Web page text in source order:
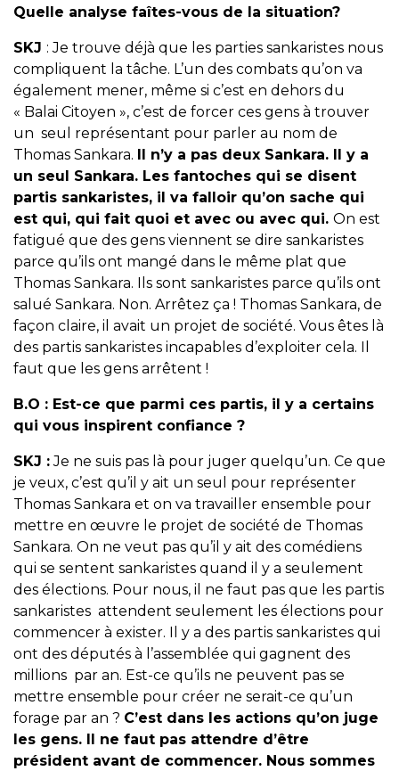
Quelle analyse faîtes-vous de la situation?
SKJ : Je trouve déjà que les parties sankaristes nous
compliquent la tâche. L’un des combats qu’on va
également mener, même si c’est en dehors du
« Balai Citoyen », c’est de forcer ces gens à trouver
un seul représentant pour parler au nom de
Thomas Sankara. Il n’y a pas deux Sankara. Il y a
un seul Sankara. Les fantoches qui se disent
partis sankaristes, il va falloir qu’on sache qui
est qui, qui fait quoi et avec ou avec qui. On est
fatigué que des gens viennent se dire sankaristes
parce qu’ils ont mangé dans le même plat que
Thomas Sankara. Ils sont sankaristes parce qu’ils ont
salué Sankara. Non. Arrêtez ça ! Thomas Sankara, de
façon claire, il avait un projet de société. Vous êtes là
des partis sankaristes incapables d’exploiter cela. Il
faut que les gens arrêtent !
B.O : Est-ce que parmi ces partis, il y a certains
qui vous inspirent confiance ?
SKJ :Je ne suis pas là pour juger quelqu’un. Ce que
je veux, c’est qu’il y ait un seul pour représenter
Thomas Sankara et on va travailler ensemble pour
mettre en œuvre le projet de société de Thomas
Sankara. On ne veut pas qu’il y ait des comédiens
qui se sentent sankaristes quand il y a seulement
des élections. Pour nous, il ne faut pas que les partis
sankaristes attendent seulement les élections pour
commencer à exister. Il y a des partis sankaristes qui
ont des députés à l’assemblée qui gagnent des
millions par an. Est-ce qu’ils ne peuvent pas se
mettre ensemble pour créer ne serait-ce qu’un
forage par an ? C’est dans les actions qu’on juge
les gens. Il ne faut pas attendre d’être
président avant de commencer. Nous sommes